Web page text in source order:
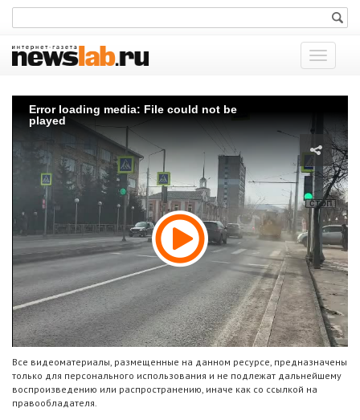
Показать
меню
Error loading media: File could not be
played
Все видеоматериалы, размещенные на данном ресурсе, предназначены
только для персонального использования и не подлежат дальнейшему
воспроизведению или распространению, иначе как со ссылкой на
правообладателя.